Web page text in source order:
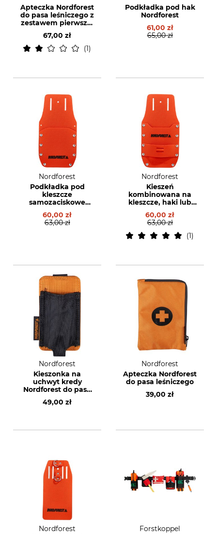
Apteczka Nordforest
do pasa leśniczego z
zestawem pierwszej
pomocy
67,00 zł
1
Podkładka pod hak
Nordforest
61,00 zł
65,00 zł
Nordforest
Podkładka pod
kleszcze
samozaciskowe
Nordforest
60,00 zł
63,00 zł
Nordforest
Kieszeń
kombinowana na
kleszcze, haki lub
60,00 zł
63,00 zł
1
Nordforest
Kieszonka na
uchwyt kredy
Nordforest do pasa
leśniczego
49,00 zł
Nordforest
Apteczka Nordforest
do pasa leśniczego
39,00 zł
Nordforest
Forstkoppel